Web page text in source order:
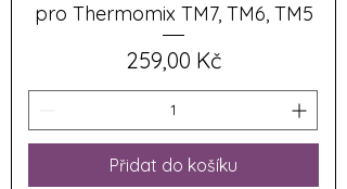
pro Thermomix TM7, TM6, TM5
Cena
259,00 Kč
Přidat do košíku